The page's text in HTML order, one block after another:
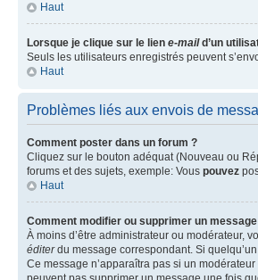
Haut
Lorsque je clique sur le lien e-maild’un
Seuls les utilisateurs enregistrés peuvent
Haut
Problèmes liés aux envois de
Comment poster dans un forum ?
Cliquez sur le bouton adéquat (Nouveau ou
forums et des sujets, exemple: Vous pouvez
Haut
Comment modifier ou supprimer un
À moins d’être administrateur ou modérateur,
éditerdu message correspondant. Si
Ce message n’apparaîtra pas si un